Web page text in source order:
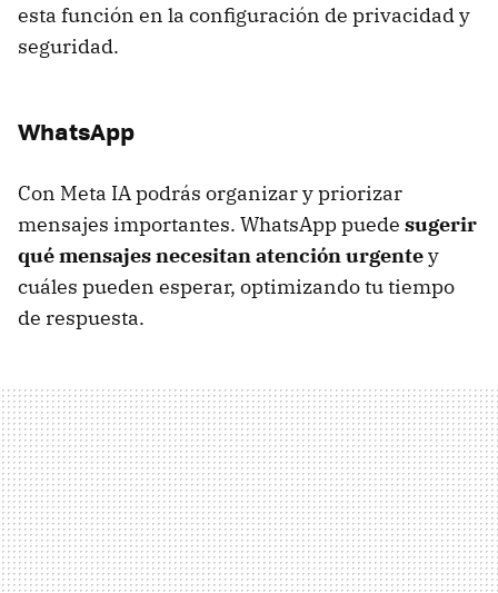
esta función en la configuración de privacidad y
seguridad.
WhatsApp
Con Meta IA podrás organizar y priorizar
mensajes importantes. WhatsApp puede sugerir
qué mensajes necesitan atención urgentey
cuáles pueden esperar, optimizando tu tiempo
de respuesta.